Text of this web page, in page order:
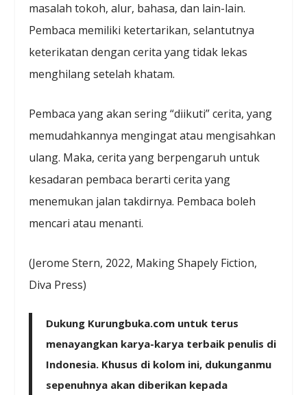
masalah tokoh, alur, bahasa, dan lain-lain.
Pembaca memiliki ketertarikan, selantutnya
keterikatan dengan cerita yang tidak lekas
menghilang setelah khatam.
Pembaca yang akan sering “diikuti” cerita, yang
memudahkannya mengingat atau mengisahkan
ulang. Maka, cerita yang berpengaruh untuk
kesadaran pembaca berarti cerita yang
menemukan jalan takdirnya. Pembaca boleh
mencari atau menanti.
(Jerome Stern, 2022, Making Shapely Fiction,
Diva Press)
Dukung Kurungbuka.com untuk terus
menayangkan karya-karya terbaik penulis di
Indonesia. Khusus di kolom ini, dukunganmu
sepenuhnya akan diberikan kepada